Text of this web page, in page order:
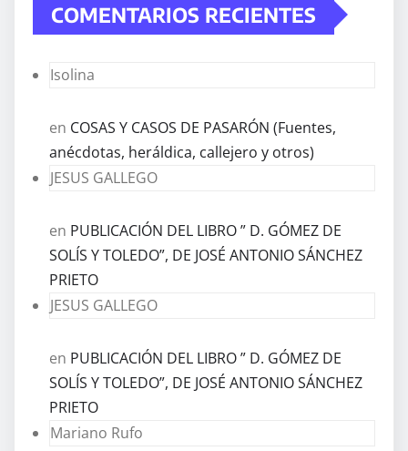
COMENTARIOS RECIENTES
Isolina
en COSAS Y CASOS DE PASARÓN (Fuentes,
anécdotas, heráldica, callejero y otros)
JESUS GALLEGO
en PUBLICACIÓN DEL LIBRO ” D. GÓMEZ DE
SOLÍS Y TOLEDO”, DE JOSÉ ANTONIO SÁNCHEZ
PRIETO
JESUS GALLEGO
en PUBLICACIÓN DEL LIBRO ” D. GÓMEZ DE
SOLÍS Y TOLEDO”, DE JOSÉ ANTONIO SÁNCHEZ
PRIETO
Mariano Rufo